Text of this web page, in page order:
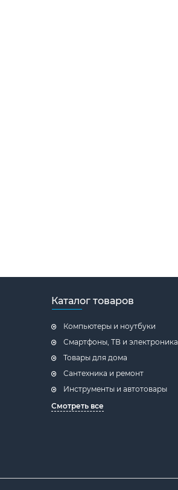
Каталог товаров
Компьютеры и ноутбуки
Смартфоны, ТВ и электроника
Товары для дома
Сантехника и ремонт
Инструменты и автотовары
Смотреть все